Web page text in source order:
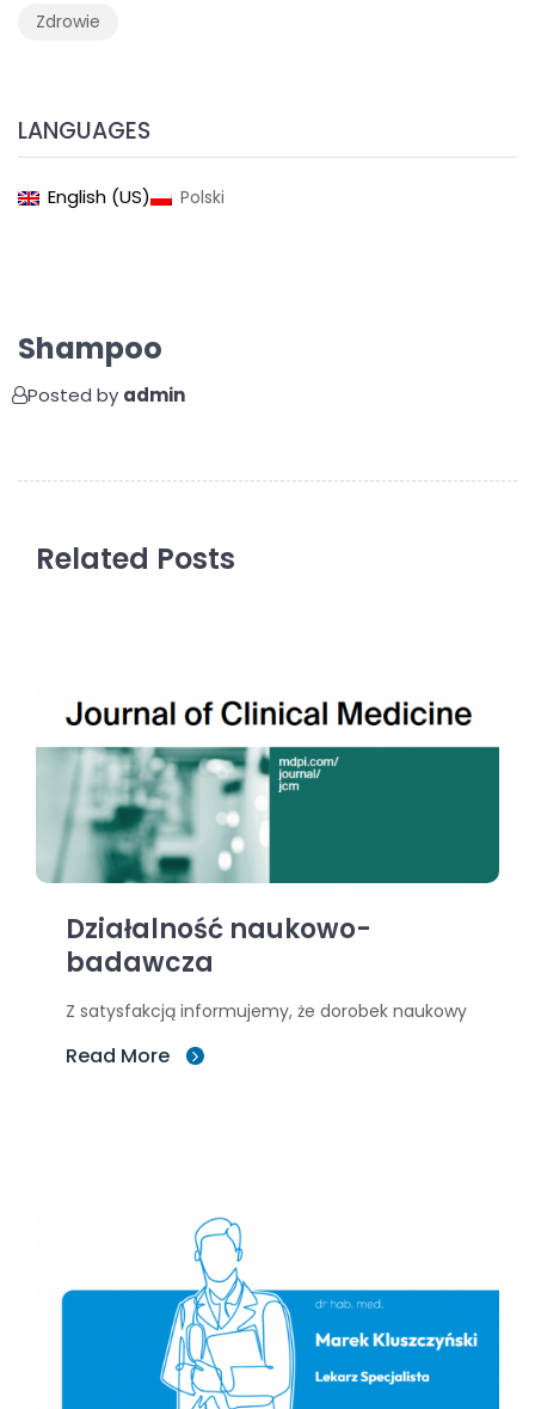
Zdrowie
LANGUAGES
English (US) Polski
Shampoo
Posted by admin
Related Posts
Działalność naukowo-
badawcza
Z satysfakcją informujemy, że dorobek naukowy
Read More